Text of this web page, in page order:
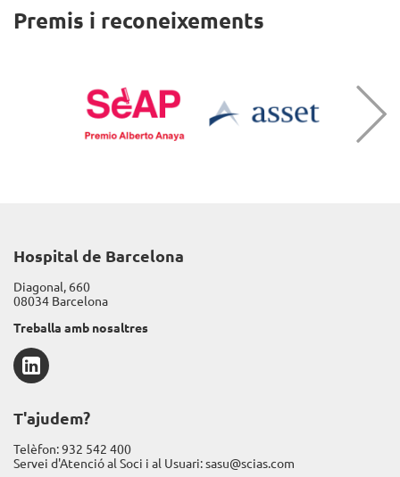
Premis i reconeixements
Hospital de Barcelona
Diagonal, 660
08034 Barcelona
Treballa amb nosaltres
T'ajudem?
Telèfon:932 542 400
Servei d'Atenció al Soci i al Usuari:sasu@scias.com